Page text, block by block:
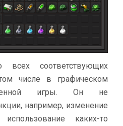
всех соответствующих
числе в графическом
игры. Он не
например, изменение
каких-то